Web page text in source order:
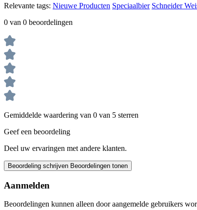
Relevante tags: Nieuwe Producten Speciaalbier Schneider
0 van 0 beoordelingen
Gemiddelde waardering van 0 van 5 sterren
Geef een beoordeling
Deel uw ervaringen met andere klanten.
Beoordeling schrijven Beoordelingen tonen
Aanmelden
Beoordelingen kunnen alleen door aangemelde gebruikers